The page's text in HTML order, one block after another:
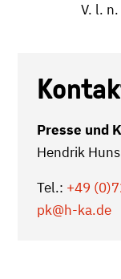
V. l.
Presse und
Hendrik
Tel.: +49
pk@h-ka.de